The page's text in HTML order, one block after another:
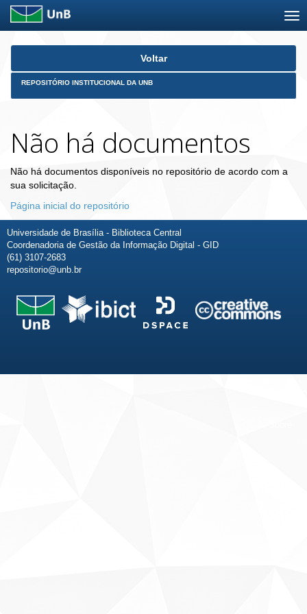
Skip
Voltar
REPOSITÓRIO INSTITUCIONAL DA UNB
Não há documentos
Não há documentos disponíveis no repositório de acordo com a
sua solicitação.
Página inicial do repositório
Universidade de Brasília - Biblioteca Central
Coordenadoria de Gestão da Informação Digital - GID
(61) 3107-2683
repositorio@unb.br